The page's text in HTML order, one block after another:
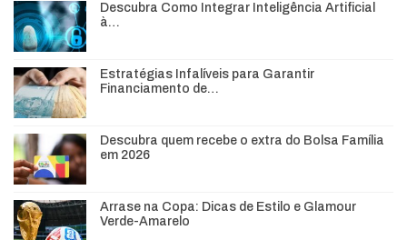
Descubra Como Integrar Inteligência Artificial
à…
Estratégias Infalíveis para Garantir
Financiamento de…
Descubra quem recebe o extra do Bolsa Família
em 2026
Arrase na Copa: Dicas de Estilo e Glamour
Verde-Amarelo